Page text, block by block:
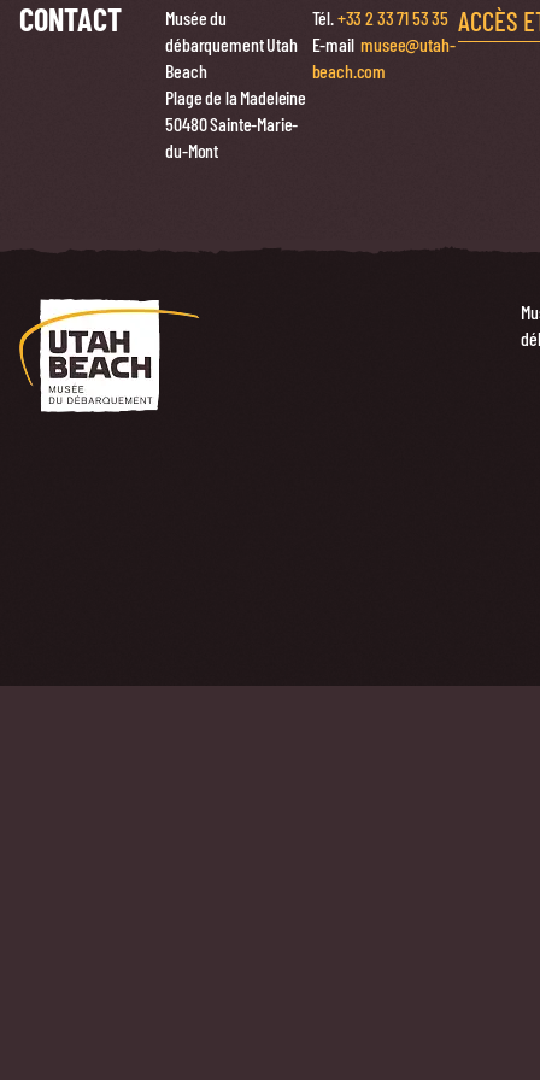
CONTACT
Musée du
débarquement Utah
Beach
Plage de la Madeleine
50480 Sainte-Marie-
du-Mont
Tél. +33 2 33 71 53 35
E-mailmusee@utah-
beach.com
ACCÈS